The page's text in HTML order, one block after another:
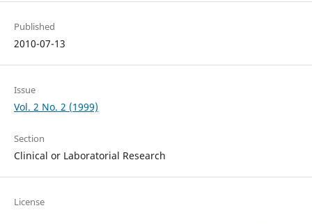
Published
2010-07-13
Issue
Vol. 2 No. 2 (1999)
Section
Clinical or Laboratorial Research
License